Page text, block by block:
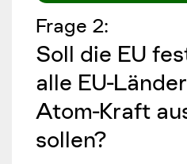
Frage 2:
Soll die EU
alle EU-
Atom-Kraft
sollen?